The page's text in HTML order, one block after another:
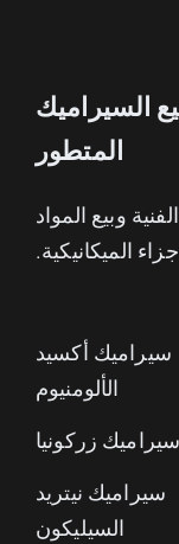
السيراميك
المتطور
وبيع المواد
الميكانيكية.
سيراميك أكسيد
الألومنيوم
سيراميك زركونيا
سيراميك نيتريد
السيليكون